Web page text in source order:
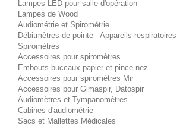
Lampes LED pour salle d'opération
Lampes de Wood
Audiométrie et Spirométrie
Débitmètres de pointe - Appareils respiratoires
Spiromètres
Accessoires pour spiromètres
Embouts buccaux papier et pince-nez
Accessoires pour spiromètres Mir
Accessoires pour Gimaspir, Datospir
Audiomètres et Tympanomètres
Cabines d'audiométrie
Sacs et Mallettes Médicales